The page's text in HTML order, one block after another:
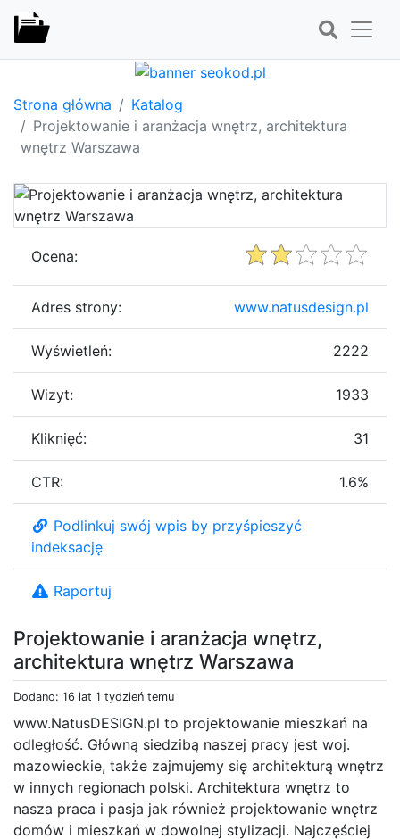
Strona główna
Katalog
Projektowanie i aranżacja wnętrz, architektura
wnętrz Warszawa
Projektowanie i aranżacja wnętrz,
architektura wnętrz Warszawa
Dodano: 16 lat 1 tydzień temu
www.NatusDESIGN.pl to projektowanie mieszkań na
odległość. Główną siedzibą naszej pracy jest woj.
mazowieckie, także zajmujemy się architekturą wnętrz
w innych regionach polski. Architektura wnętrz to
nasza praca i pasja jak również projektowanie wnętrz
domów i mieszkań w dowolnej stylizacji. Najczęściej
Ocena:
Adres strony: www.natusdesign.pl
Wyświetleń: 2222
Wizyt: 1933
Kliknięć: 31
CTR: 1.6%
Podlinkuj swój wpis by przyśpieszyć
indeksację
Raportuj